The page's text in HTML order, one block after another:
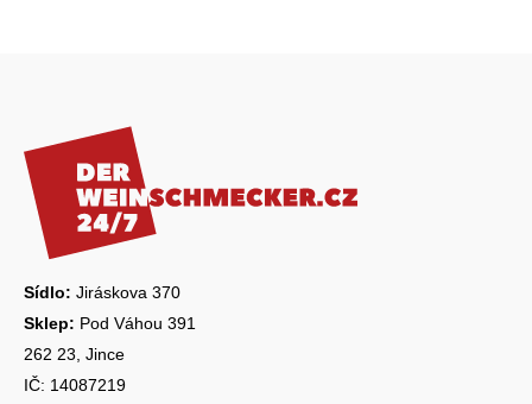
Sídlo: Jiráskova 370
Sklep: Pod Váhou 391
262 23, Jince
IČ: 14087219